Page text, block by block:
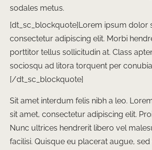
sodales metus.
[dt_sc_blockquote]Lorem ipsum dolor
consectetur adipiscing elit. Morbi
porttitor tellus sollicitudin at. Class
sociosqu ad litora torquent per
[/dt_sc_blockquote]
Sit amet interdum felis nibh a leo.
sit amet, consectetur adipiscing elit.
Nunc ultrices hendrerit libero vel
facilisi. Quisque eu placerat augue,